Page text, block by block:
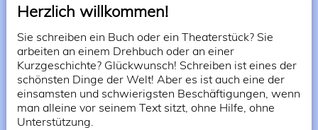
Herzlich willkommen!
Sie schreiben ein Buch oder ein Theaterstück? Sie
arbeiten an einem Drehbuch oder an einer
Kurzgeschichte? Glückwunsch! Schreiben ist eines der
schönsten Dinge der Welt! Aber es ist auch eine der
einsamsten und schwierigsten Beschäftigungen, wenn
man alleine vor seinem Text sitzt, ohne Hilfe, ohne
Unterstützung.